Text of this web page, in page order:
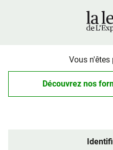
Vous n'êtes
Découvrez nos